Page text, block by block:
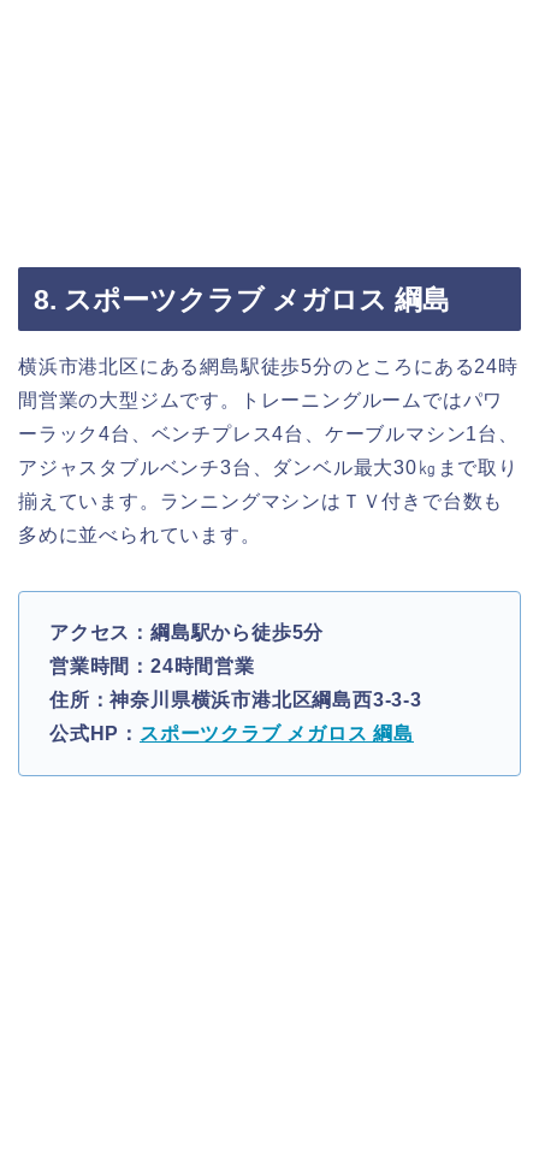
8. スポーツクラブ メガロス 綱島
横浜市港北区にある網島駅徒歩5分のところにある24時
間営業の大型ジムです。トレーニングルームではパワ
ーラック4台、ベンチプレス4台、ケーブルマシン1台、
アジャスタブルベンチ3台、ダンベル最大30㎏まで取り
揃えています。ランニングマシンはＴＶ付きで台数も
多めに並べられています。
アクセス：綱島駅から徒歩5分
営業時間：24時間営業
住所：神奈川県横浜市港北区綱島西3-3-3
公式HP： スポーツクラブ メガロス 綱島